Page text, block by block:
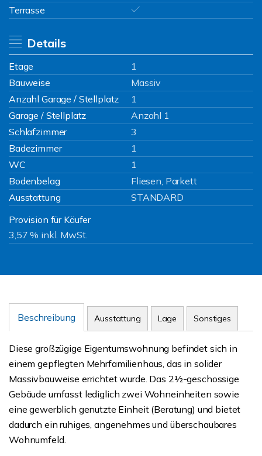
Terrasse
Details
Etage
1
Bauweise
Massiv
Anzahl Garage / Stellplatz
1
Garage / Stellplatz
Anzahl 1
Schlafzimmer
3
Badezimmer
1
WC
1
Bodenbelag
Fliesen, Parkett
Ausstattung
STANDARD
Provision für Käufer
3,57 % inkl. MwSt.
Beschreibung Ausstattung Lage Sonstiges
Diese großzügige Eigentumswohnung befindet sich in
einem gepflegten Mehrfamilienhaus, das in solider
Massivbauweise errichtet wurde. Das 2½-geschossige
Gebäude umfasst lediglich zwei Wohneinheiten sowie
eine gewerblich genutzte Einheit (Beratung) und bietet
dadurch ein ruhiges, angenehmes und überschaubares
Wohnumfeld.